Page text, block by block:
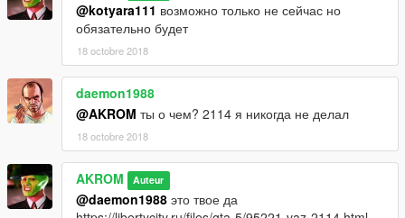
@kotyara111 возможно только не сейчас но
обязательно будет
18 octobre 2018
daemon1988
@AKROM ты о чем? 2114 я никогда не делал
18 octobre 2018
AKROM Auteur
@daemon1988 это твое да